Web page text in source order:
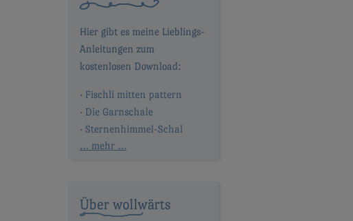
Fischli mitten pattern
Die Garnschale
Sternenhimmel-Schal
… mehr …
Über wollwärts